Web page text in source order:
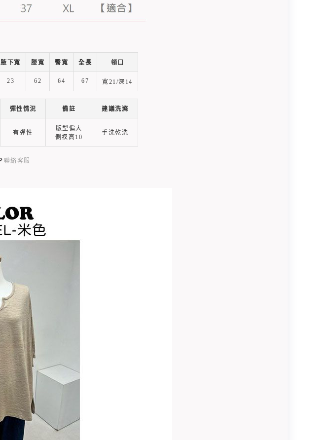
腋下寬 腰寬 臀寬 全長 領口
23 62 64 67 寬21/深14
彈性情況 備註 建議洗滌
有彈性
版型偏大
側衩高10
手洗乾洗
聯絡客服